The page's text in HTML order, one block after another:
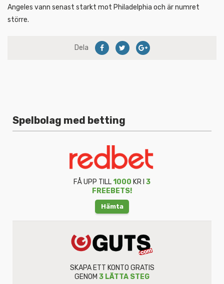
Angeles vann senast starkt mot Philadelphia och är numret
större.
Dela
Spelbolag med betting
FÅ UPP TILL1000 KR I 3
FREEBETS!
Hämta
SKAPA ETT KONTO GRATIS
GENOM 3 LÄTTA STEG